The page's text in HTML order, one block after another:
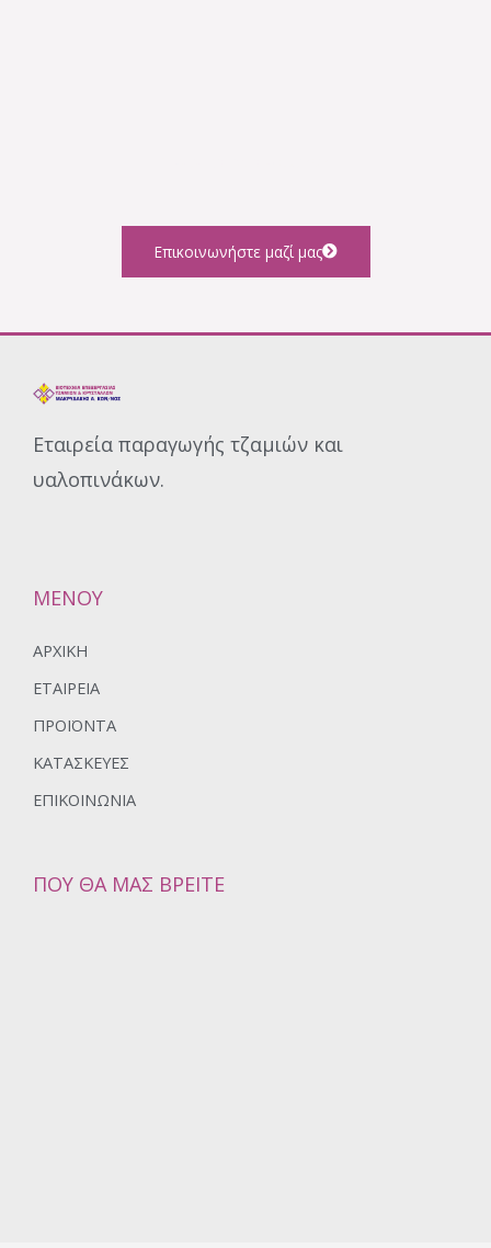
Επικοινωνήστε μαζί μας
Εταιρεία παραγωγής τζαμιών και
υαλοπινάκων.
ΜΕΝΟΥ
ΑΡΧΙΚΉ
ΕΤΑΙΡΕΊΑ
ΠΡΟΪΌΝΤΑ
ΚΑΤΑΣΚΕΥΈΣ
ΕΠΙΚΟΙΝΩΝΊΑ
ΠΟΥ ΘΑ ΜΑΣ ΒΡΕΊΤΕ